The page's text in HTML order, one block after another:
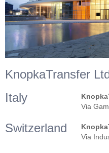
KnopkaTransfer
Italy
Via
Switzerland
Via